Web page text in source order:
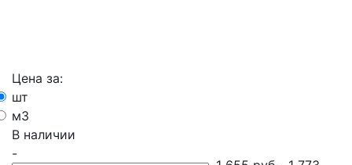
Цена за:
шт
м3
В наличии
-